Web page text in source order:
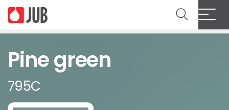
Pine green
795C